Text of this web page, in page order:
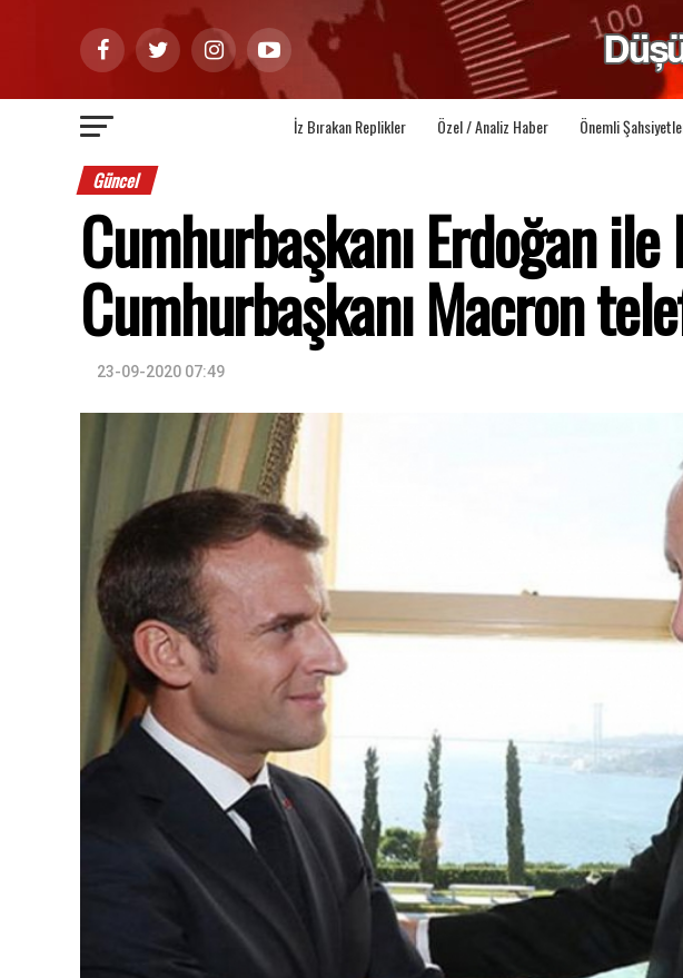
İz Bırakan Replikler Özel / Analiz Haber Önemli
Güncel
Cumhurbaşkanı Erdoğan ile
Cumhurbaşkanı Macron
23-09-2020 07:49